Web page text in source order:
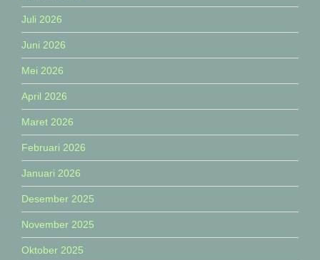
Juli 2026
Juni 2026
Mei 2026
April 2026
Maret 2026
Februari 2026
Januari 2026
Desember 2025
November 2025
Oktober 2025